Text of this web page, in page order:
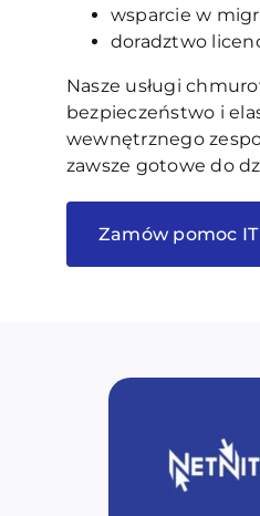
wsparcie w
doradztwo
Nasze usługi
bezpieczeństwo i
wewnętrznego
zawsze gotowe do
Zamów pomoc IT